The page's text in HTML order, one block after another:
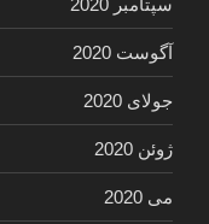
آگوست 2020
جولای 2020
ژوئن 2020
می 2020